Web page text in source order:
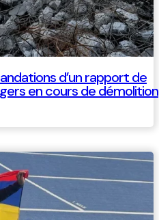
d’un rapport de
en cours de démolition